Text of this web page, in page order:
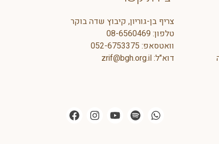
צריף בן-גוריון, קיבוץ שדה בוקר
טלפון:08-6560469
וואטסאפ: 052-6753375
דוא"ל:zrif@bgh.org.il